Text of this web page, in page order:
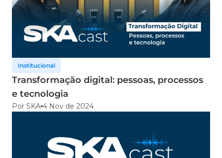
Institucional
Transformação digital: pessoas, processos
e tecnologia
Por SKA 4 Nov de 2024